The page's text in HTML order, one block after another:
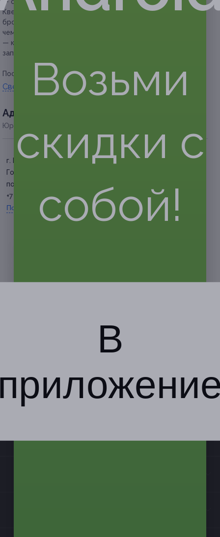
Квест проходит с ведущим и актером, поэтому
бронировать желательно за день до игры, но не позднее
чем за 4 часа;
— клиент обязан сообщить об отмене или переносе
записи не менее чем за 12 часов.
Посмотреть группу «ВКонтакте».
Свернуть
Адресa
Юридическая информация о партнёре
г. Барнаул, ул. Максима
Горького, д. 14
по предварительной записи
+7 (903) 912-30-23
Показать номер телефона
Компания
Возьми
скидки с
собой!
В